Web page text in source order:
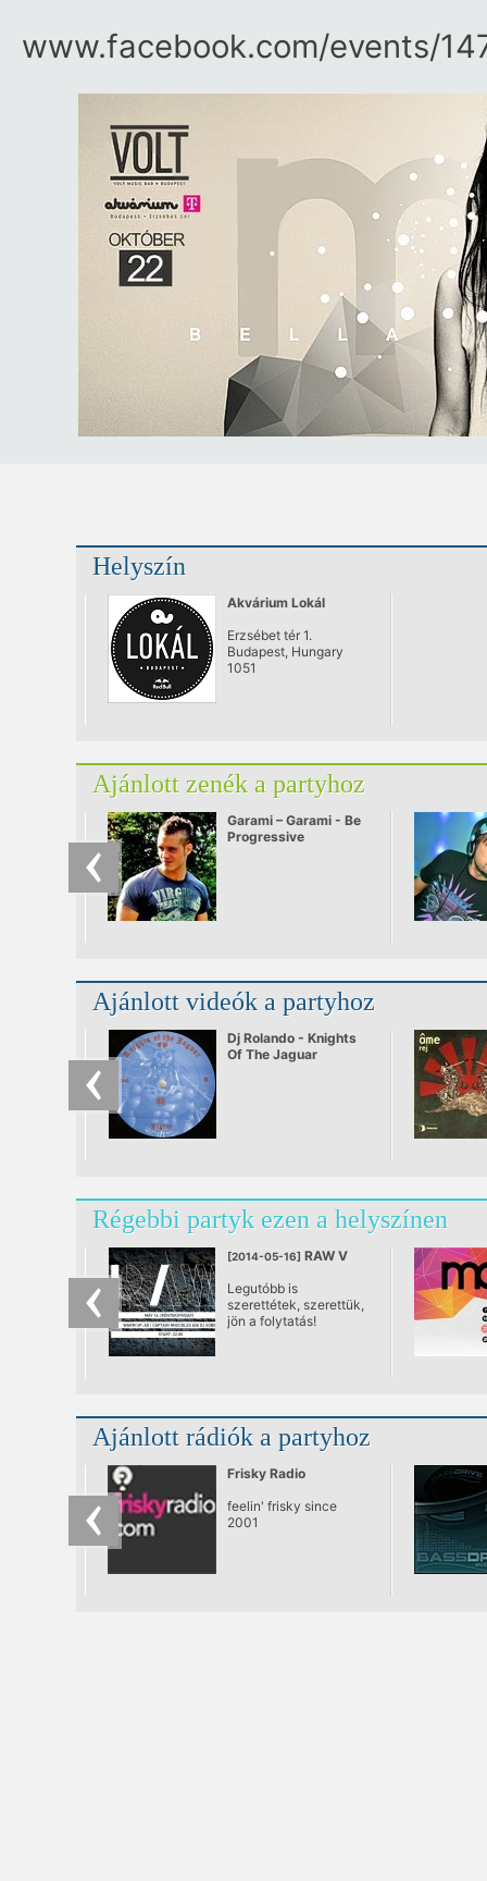
www.facebook.com/​events/​
Helyszín
Akvárium Lokál
Erzsébet tér 1.
Budapest, Hungary
1051
Ajánlott zenék a partyhoz
Garami – Garami - Be
Progressive
Ajánlott videók a partyhoz
Dj Rolando - Knights
Of The Jaguar
Régebbi partyk ezen a helyszínen
[2014-05-16] RAW V
Legutóbb is
szerettétek, szerettük,
jön a folytatás!
Ajánlott rádiók a partyhoz
Frisky Radio
feelin' frisky since
2001